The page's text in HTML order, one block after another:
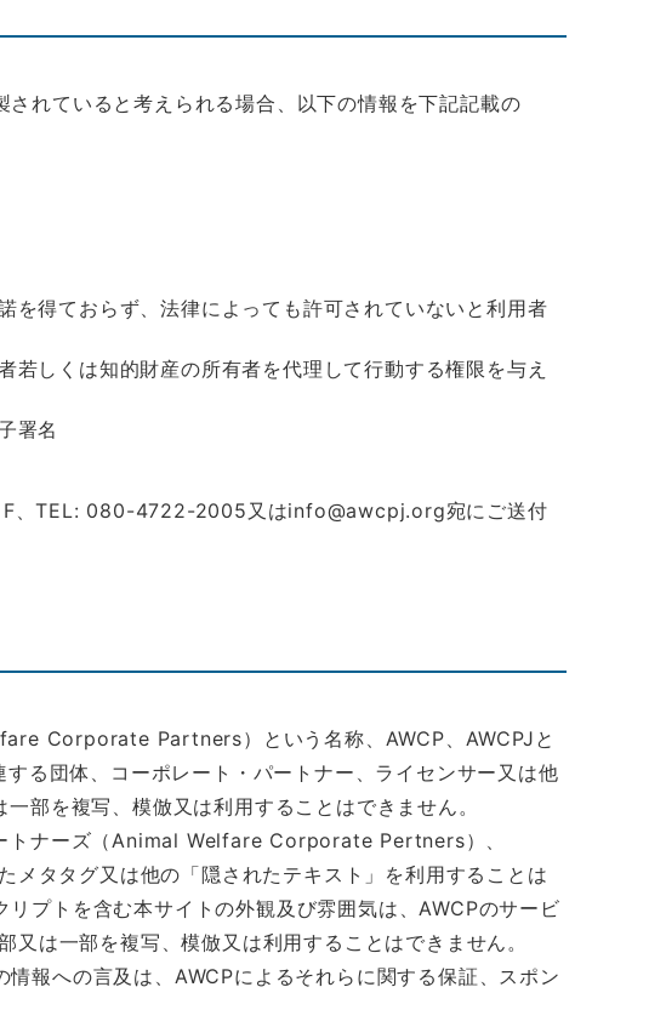
れていると考えられる場合、以下の情報を下記記載の
を得ておらず、法律によっても許可されていないと利用者
しくは知的財産の所有者を代理して行動する権限を与え
署名
F、TEL: 080-4722-2005又はinfo@awcpj.org宛にご送付
Corporate Partners）という名称、AWCP、AWCPJと
る団体、コーポレート・パートナー、ライセンサー又は他
部を複写、模倣又は利用することはできません。
トナーズ（Animal Welfare Corporate Pertners）、
メタタグ又は他の「隠されたテキスト」を利用することは
プトを含む本サイトの外観及び雰囲気は、AWCPのサービ
は一部を複写、模倣又は利用することはできません。
報への言及は、AWCPによるそれらに関する保証、スポン